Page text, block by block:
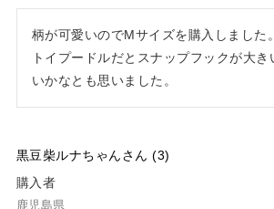
柄が可愛いのでMサイズを購入しました。
トイプードルだとスナップフックが大
いかなとも思いました。
黒豆柴ルナちゃん
3
購入者
鹿児島県